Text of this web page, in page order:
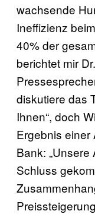
wachsende
Ineffizienz
40% der
berichtet mir
diskutiere das
Ihnen“, doch
Ergebnis
Bank:
Schluss